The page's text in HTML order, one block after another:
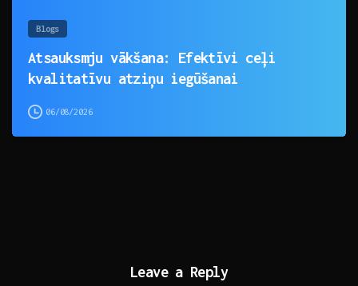
Blogs
Atsauksmju vākšana: Efektīvi ceļi
kvalitatīvu atziņu iegūšanai
06/08/2026
Leave a Reply